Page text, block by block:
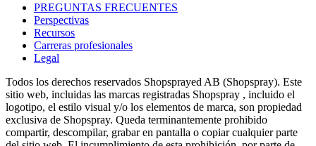
PREGUNTAS FRECUENTES
Perspectivas
Recursos
Carreras profesionales
Legal
Todos los derechos reservados Shopsprayed AB (Shopspray). Este
sitio web, incluidas las marcas registradas Shopspray , incluido el
logotipo, el estilo visual y/o los elementos de marca, son propiedad
exclusiva de Shopspray. Queda terminantemente prohibido
compartir, descompilar, grabar en pantalla o copiar cualquier parte